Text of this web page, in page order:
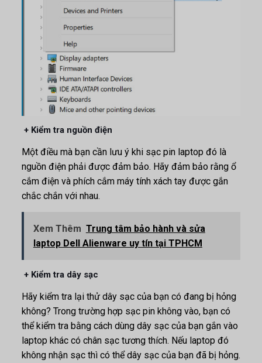
+ Kiểm tra nguồn điện
Một điều mà bạn cần lưu ý khi sạc pin laptop đó là
nguồn điện phải được đảm bảo. Hãy đảm bảo rằng ổ
cắm điện và phích cắm máy tính xách tay được gắn
chắc chắn với nhau.
Xem Thêm Trung tâm bảo hành và sửa
laptop Dell Alienware uy tín tại TPHCM
+ Kiểm tra dây sạc
Hãy kiểm tra lại thử dây sạc của bạn có đang bị hỏng
không? Trong trường hợp sạc pin không vào, bạn có
thể kiểm tra bằng cách dùng dây sạc của bạn gắn vào
laptop khác có chân sạc tương thích. Nếu laptop đó
không nhận sạc thì có thể dây sạc của bạn đã bị hỏng.